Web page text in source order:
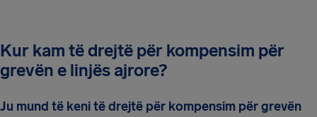
Kur kam të drejtë për kompensim për
grevën e linjës ajrore?
Ju mund të keni të drejtë për kompensim për grevën